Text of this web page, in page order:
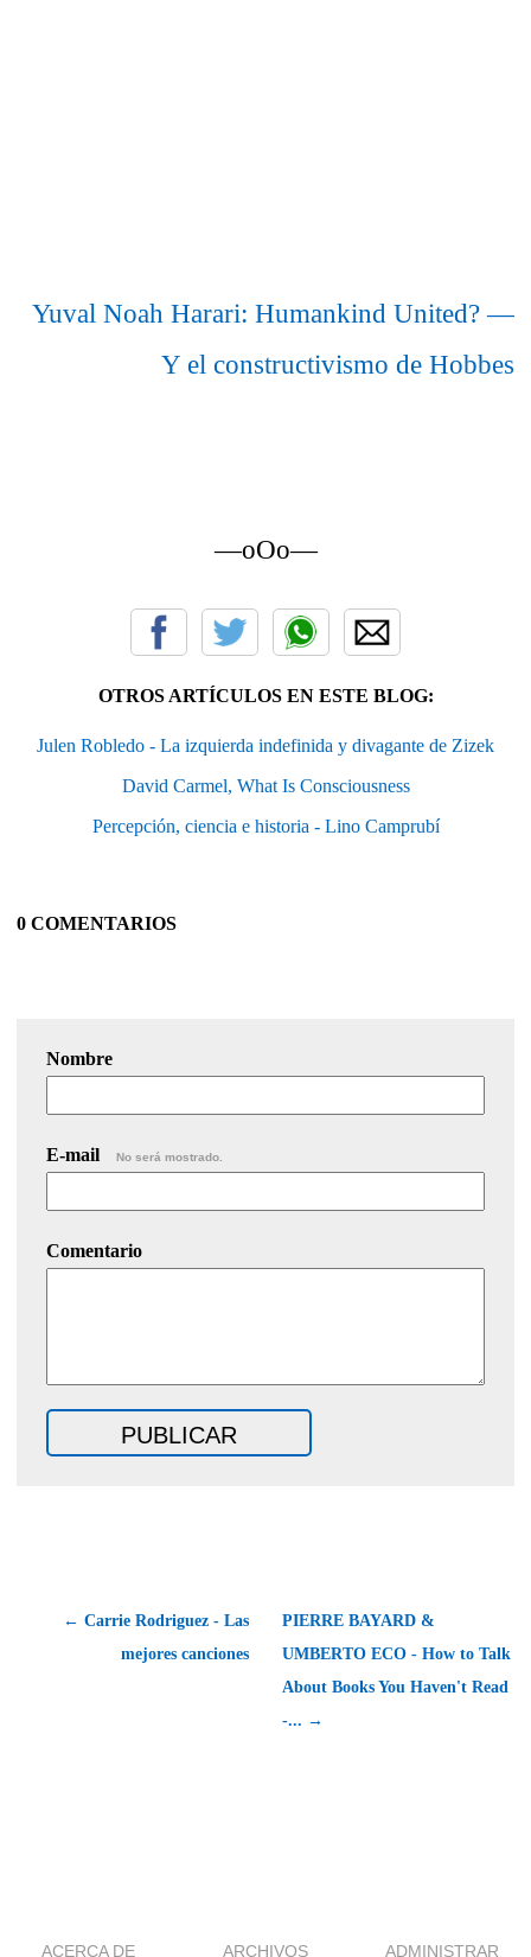
Yuval Noah Harari: Humankind United? —
Y el constructivismo de Hobbes
—oOo—
OTROS ARTÍCULOS EN ESTE BLOG:
Julen Robledo - La izquierda indefinida y divagante de Zizek
David Carmel, What Is Consciousness
Percepción, ciencia e historia - Lino Camprubí
0 COMENTARIOS
Nombre
E-mail No será mostrado.
Comentario
← Carrie Rodriguez - Las
mejores canciones
PIERRE BAYARD &
UMBERTO ECO - How to Talk
About Books You Haven't Read
-... →
ACERCA DE ARCHIVOS ADMINISTRAR